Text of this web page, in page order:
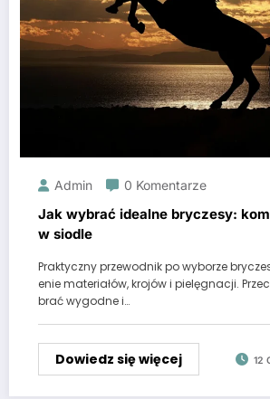
Admin 0 Komentarze
Jak wybrać idealne bryczesy:
w siodle
Praktyczny przewodnik po wyborze
enie materiałów, krojów i pielęgnacji.
brać wygodne i…
Dowiedz się więcej 12